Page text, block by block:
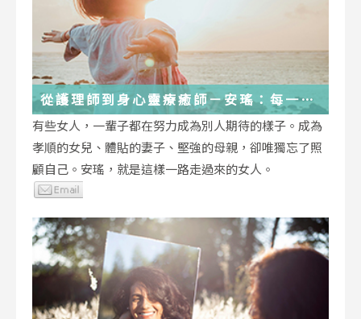
從護理師到身心靈療癒師－安瑤：每一段
低谷，都能成為重生的起點
有些女人，一輩子都在努力成為別人期待的樣子。成為
孝順的女兒、體貼的妻子、堅強的母親，卻唯獨忘了照
顧自己。安瑤，就是這樣一路走過來的女人。